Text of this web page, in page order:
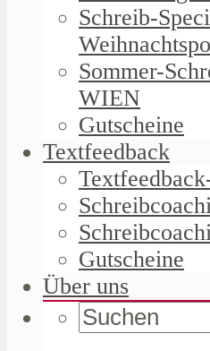
Schreib-
Sommer-
WIEN
Gutscheine
Textfeedback
Gutscheine
Über uns